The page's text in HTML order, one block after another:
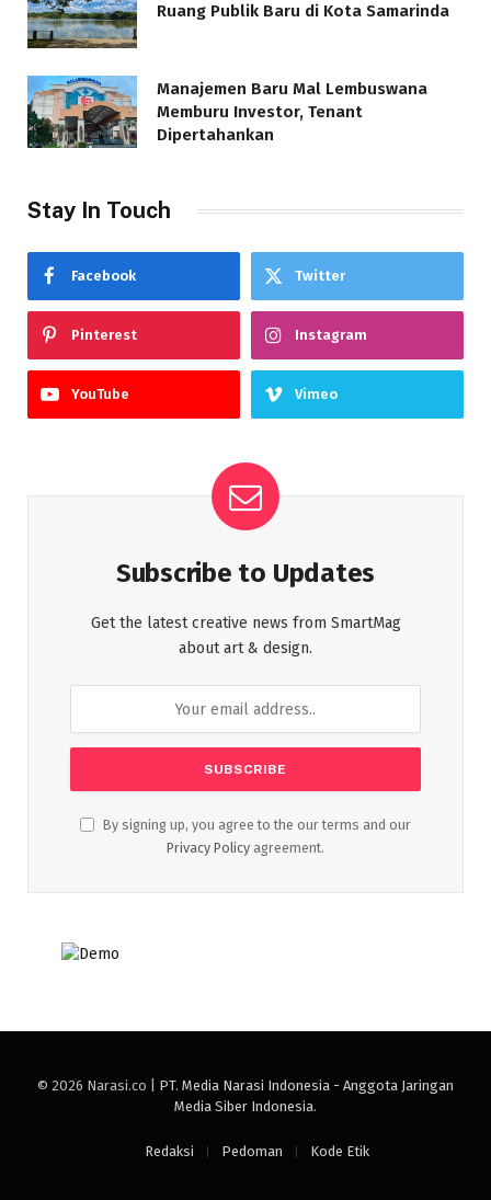
Ruang Publik Baru di Kota Samarinda
Manajemen Baru Mal Lembuswana
Memburu Investor, Tenant
Dipertahankan
Stay In Touch
Facebook Twitter
Pinterest Instagram
YouTube Vimeo
Subscribe to Updates
Get the latest creative news from SmartMag
about art & design.
By signing up, you agree to the our terms and our
Privacy Policy agreement.
© 2026 Narasi.co | PT. Media Narasi Indonesia - Anggota Jaringan
Media Siber Indonesia.
Redaksi Pedoman Kode Etik